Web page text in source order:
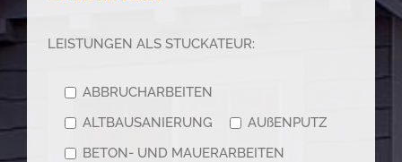
LEISTUNGEN ALS STUCKATEUR:
ABBRUCHARBEITEN
ALTBAUSANIERUNG
AUßENPUTZ
BETON- UND MAUERARBEITEN